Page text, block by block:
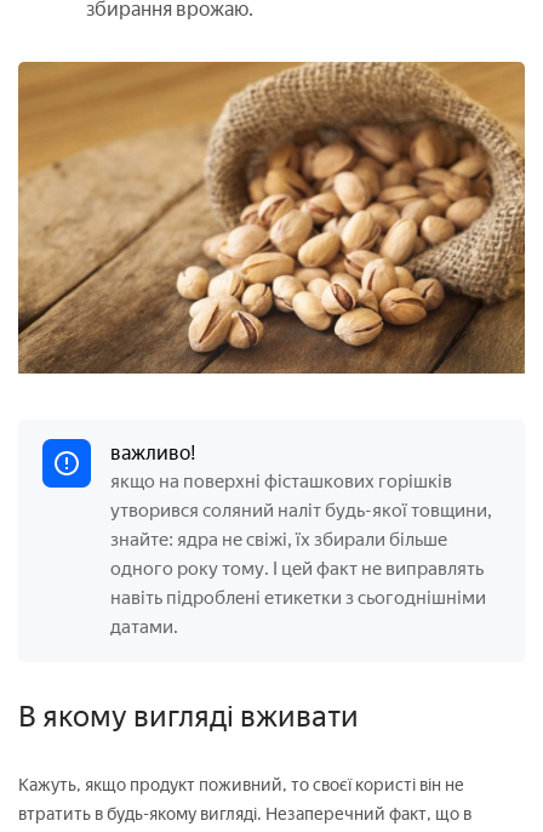
збирання врожаю.
важливо!
якщо на поверхні фісташкових горішків
утворився соляний наліт будь-якої товщини,
знайте: ядра не свіжі, їх збирали більше
одного року тому. І цей факт не виправлять
навіть підроблені етикетки з сьогоднішніми
датами.
В якому вигляді вживати
Кажуть, якщо продукт поживний, то своєї користі він не
втратить в будь-якому вигляді. Незаперечний факт, що в